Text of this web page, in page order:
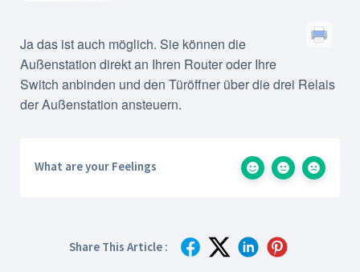
Ja das ist auch möglich. Sie können die
Außenstation direkt an Ihren Router oder Ihre
Switch anbinden und den Türöffner über die drei Relais
der Außenstation ansteuern.
What are your Feelings
Share This Article :